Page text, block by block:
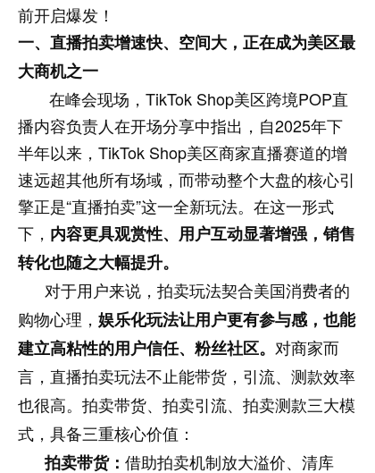
前开启爆发！
一、直播拍卖增速快、空间大，正在成为美区最
大商机之一
在峰会现场，TikTok Shop美区跨境POP直
播内容负责人在开场分享中指出，自2025年下
半年以来，TikTok Shop美区商家直播赛道的增
速远超其他所有场域，而带动整个大盘的核心引
擎正是“直播拍卖”这一全新玩法。在这一形式
下， 内容更具观赏性、用户互动显著增强，销售
转化也随之大幅提升。
对于用户来说，拍卖玩法契合美国消费者的
购物心理， 娱乐化玩法让用户更有参与感，也能
建立高粘性的用户信任、粉丝社区。 对商家而
言，直播拍卖玩法不止能带货，引流、测款效率
也很高。拍卖带货、拍卖引流、拍卖测款三大模
式，具备三重核心价值：
拍卖带货： 借助拍卖机制放大溢价、清库